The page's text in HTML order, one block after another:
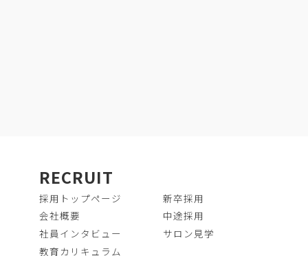
RECRUIT
採用トップページ
会社概要
社員インタビュー
教育カリキュラム
新卒採用
中途採用
サロン見学